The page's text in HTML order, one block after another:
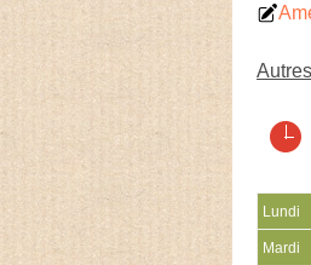
Lundi
Mardi